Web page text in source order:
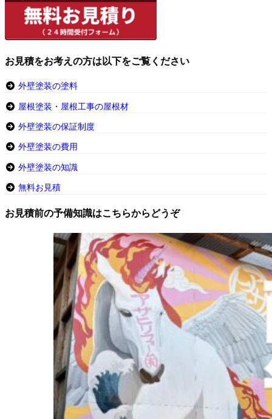
お見積をお考えの方は以下をご覧ください
外壁塗装の塗料
屋根塗装・屋根工事の屋根材
外壁塗装の保証制度
外壁塗装の費用
外壁塗装の知識
無料お見積
お見積前の予備知識はこちらからどうぞ